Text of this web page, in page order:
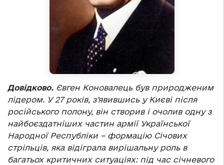
Довідково. Євген Коновалець був природженим
лідером. У 27 років, з’явившись у Києві після
російського полону, він створив і очолив одну з
найбоєздатніших частин армії Української
Народної Республіки – формацію Січових
стрільців, яка відіграла вирішальну роль в
багатьох критичних ситуаціях: під час січневого